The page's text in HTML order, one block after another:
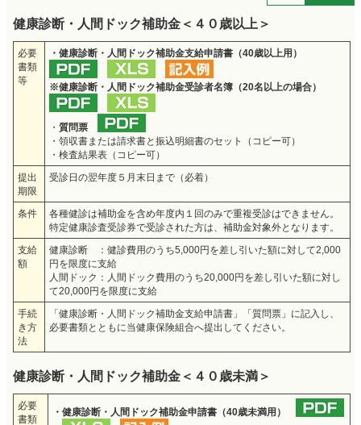
健康診断・人間ドック補助金＜４０歳以上＞
必要
書類
等
・健康診断・人間ドック補助金支給申請書（40歳以上用）
※健康診断・人間ドック補助金受診者名簿（20名以上の場合）
・ 質問票
・領収書または請求書と振込明細書のセット（コピー可）
・検査結果表（コピー可）
提出
期限
受診日の翌年度５月末日まで（必着）
条件
各種健診は補助金を含め年度内１回のみで重複受診はできません。
特定健康診査受診券で受診された方は、補助金対象外となります。
支給
額
健康診断 ：健診費用のうち5,000円を差し引いた額に対して2,000
円を限度に支給
人間ドック：人間ドック費用のうち20,000円を差し引いた額に対し
て20,000円を限度に支給
手続
き方
法
「健康診断・人間ドック補助金支給申請書」「質問票」に記入し、
必要書類とともに当健康保険組合へ提出してください。
健康診断・人間ドック補助金＜４０歳未満＞
必要
書類
・健康診断・人間ドック補助金申請書（40歳未満用）